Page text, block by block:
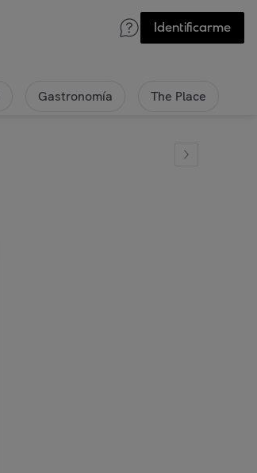
Identificarme
Gastronomía The Place